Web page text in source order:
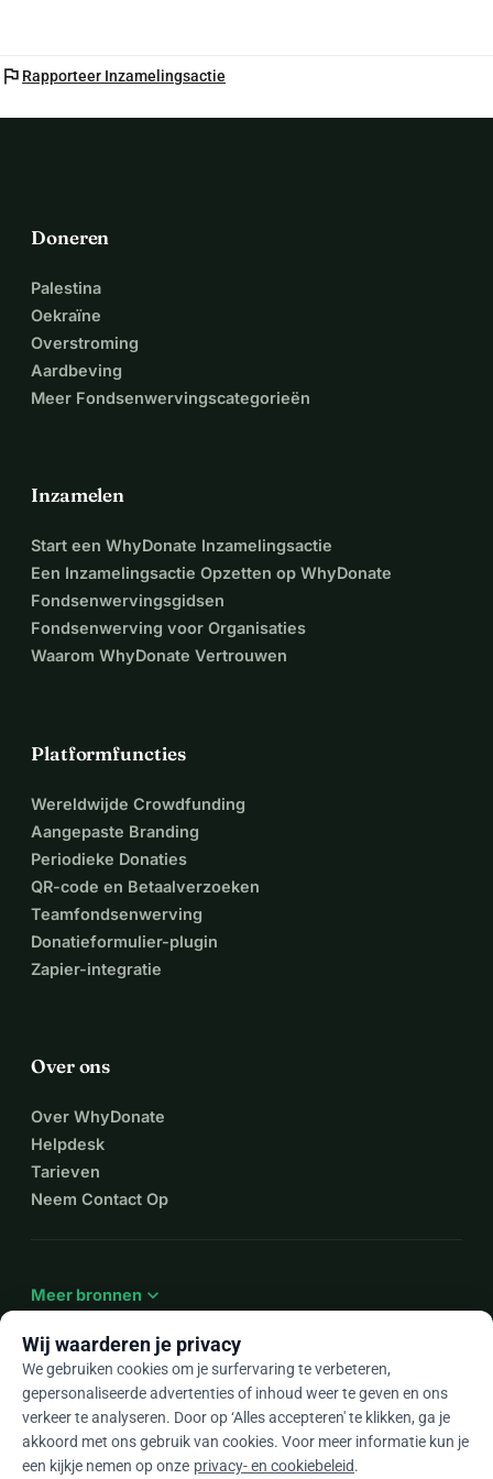
flag Rapporteer Inzamelingsactie
Doneren
Palestina
Oekraïne
Overstroming
Aardbeving
Meer Fondsenwervingscategorieën
Inzamelen
Start een WhyDonate Inzamelingsactie
Een Inzamelingsactie Opzetten op WhyDonate
Fondsenwervingsgidsen
Fondsenwerving voor Organisaties
Waarom WhyDonate Vertrouwen
Platformfuncties
Wereldwijde Crowdfunding
Aangepaste Branding
Periodieke Donaties
QR-code en Betaalverzoeken
Teamfondsenwerving
Donatieformulier-plugin
Zapier-integratie
Over ons
Over WhyDonate
Helpdesk
Tarieven
Neem Contact Op
Meer bronnen expand_more
Nlarrow_drop_down
★★★★★ 4,9 / 5 op basis van 500+ reviews
Wij waarderen je privacy
We gebruiken cookies om je surfervaring te verbeteren,
gepersonaliseerde advertenties of inhoud weer te geven en ons
verkeer te analyseren. Door op ‘Alles accepteren' te klikken, ga je
akkoord met ons gebruik van cookies. Voor meer informatie kun je
een kijkje nemen op onze privacy- en cookiebeleid.